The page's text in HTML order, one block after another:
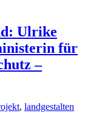
Ulrike
für
–
, landgestalten